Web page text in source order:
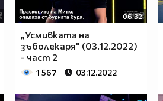
06:32
„Усмивката на
зъболекаря" (03.12.2022)
- част 2
1 567 03.12.2022